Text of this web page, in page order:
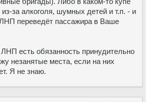
из-за алкоголя, шумных детей и т.п. - и
переведёт пассажира в Ваше
есть обязанность принудительно
незанятые места, если на них
Я не знаю.